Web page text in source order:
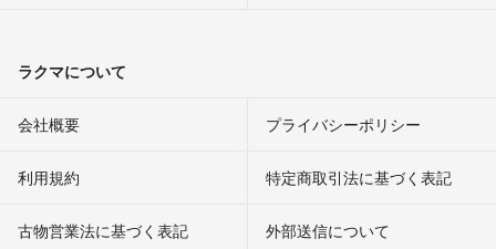
ラクマについて
会社概要 プライバシーポリシー
利用規約 特定商取引法に基づく表記
古物営業法に基づく表記 外部送信について